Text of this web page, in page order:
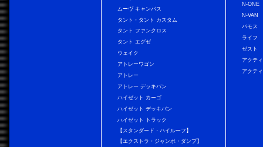
ムーヴ キャンバス
タント・タント カスタム
タント ファンクロス
タント エグゼ
ウェイク
アトレーワゴン
アトレー
アトレー デッキバン
ハイゼット カーゴ
ハイゼット デッキバン
ハイゼット トラック
【スタンダード・ハイルーフ】
【エクストラ・ジャンボ・ダンプ】
N-ONE
N-VAN
バモス
ライフ
ゼスト
アクテ
アクテ